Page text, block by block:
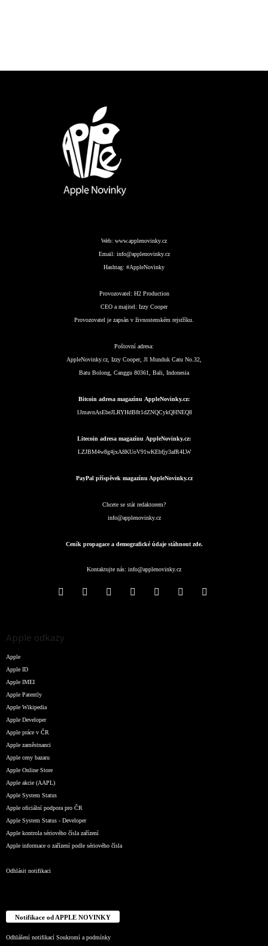
Web: www.applenovinky.cz
Email: info@applenovinky.cz
Hashtag: #AppleNovinky
Provozovatel: H2 Production
CEO a majitel: Izzy Cooper
Provozovatel je zapsán v živnostenském rejstříku.
Poštovní adresa:
AppleNovinky.cz, Izzy Cooper, Jl Munduk Catu No.32,
Batu Bolong, Canggu 80361, Bali, Indonesia
Bitcoin adresa magazínu AppleNovinky.cz:
1JmavnAsEbeJLRYHdB8t1dZNQCykQHNEQ8
Litecoin adresa magazínu AppleNovinky.cz:
LZJBM4w8g4jxA8KUoV91wKEbfjy3afR4LW
PayPal příspěvek magazínu AppleNovinky.cz
Chcete se stát redaktorem?
info@applenovinky.cz
Ceník propagace a demografické údaje stáhnout zde.
Kontaktujte nás: info@applenovinky.cz
Apple odkazy
Apple
Apple ID
Apple IMEI
Apple Patently
Apple Wikipedia
Apple Developer
Apple práce v ČR
Apple zaměstnanci
Apple ceny bazaru
Apple Online Store
Apple akcie (AAPL)
Apple System Status
Apple oficiální podpora pro ČR
Apple System Status - Developer
Apple kontrola sériového čísla zařízení
Apple informace o zařízení podle sériového čísla
Odhlásit notifikaci
Notifikace od APPLE NOVINKY
Odhlášení notifikací Soukromí a podmínky